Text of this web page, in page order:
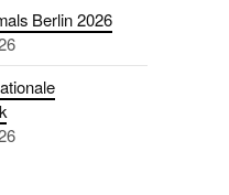
Berlin 2026